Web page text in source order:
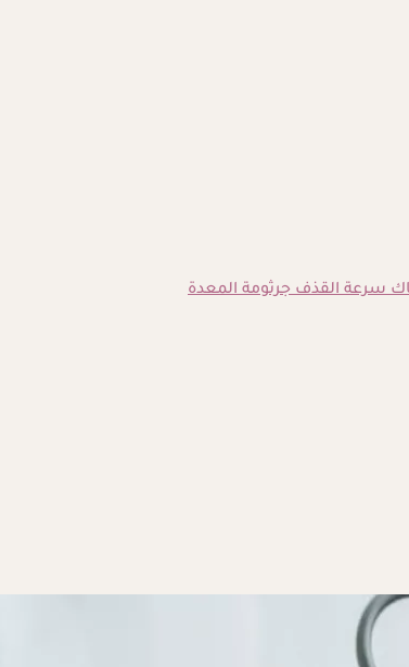
سرعة القذفجرثومة المعدة